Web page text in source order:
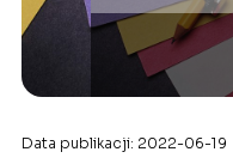
Data publikacji: 2022-06-19